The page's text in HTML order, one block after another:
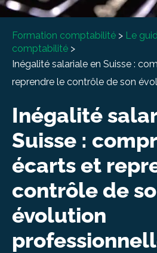
Formation comptabilité > Le
comptabilité >
Inégalité salariale en Suisse :
reprendre le contrôle de son
Inégalité
Suisse :
écarts et
contrôle de
évolution